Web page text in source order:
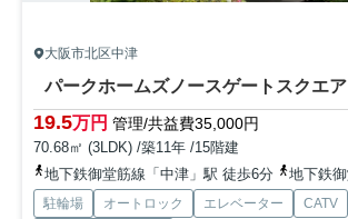
大阪市北区中津
パークホームズノースゲートスクエア
19.5万円 管理/共益費35,000円
70.68㎡ (3LDK) /築11年 /15階建
地下鉄御堂筋線「中津」駅 徒歩6分
地下鉄御堂筋
駐輪場 オートロック エレベーター CATV